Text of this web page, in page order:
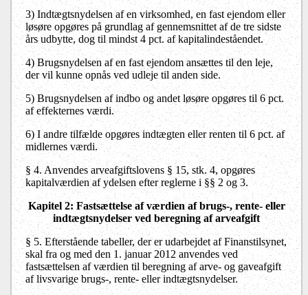
3)Indtægtsnydelsen af en virksomhed, en fast ejendom eller
løsøre opgøres på grundlag af gennemsnittet af de tre sidste
års udbytte, dog til mindst 4 pct. af kapitalindeståendet.
4)Brugsnydelsen af en fast ejendom ansættes til den leje,
der vil kunne opnås ved udleje til anden side.
5) Brugsnydelsen af indbo og andet løsøre opgøres til 6 pct.
af effekternes værdi.
6)I andre tilfælde opgøres indtægten eller renten til 6 pct. af
midlernes værdi.
§ 4.Anvendes arveafgiftslovens § 15, stk. 4, opgøres
kapitalværdien af ydelsen efter reglerne i §§ 2 og 3.
Kapitel 2:Fastsættelse af værdien af brugs-, rente- eller
indtægtsnydelser ved beregning af arveafgift
§ 5. Efterstående tabeller, der er udarbejdet af Finanstilsynet,
skal fra og med den 1. januar 2012 anvendes ved
fastsættelsen af værdien til beregning af arve- og gaveafgift
af livsvarige brugs-, rente- eller indtægtsnydelser.